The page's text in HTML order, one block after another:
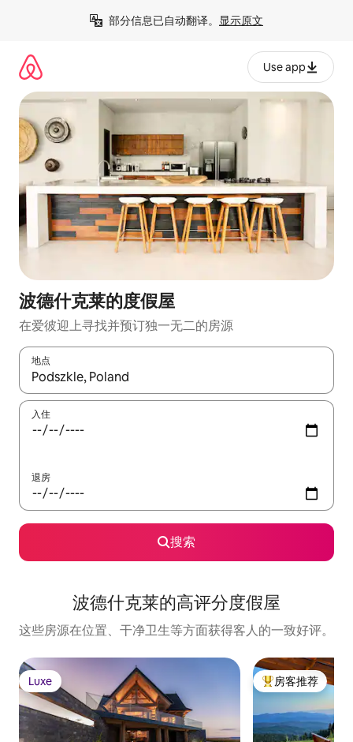
部分信息已自动翻译。 显示原文
Use app
波德什克莱的度假屋
在爱彼迎上寻找并预订独一无二的房源
地点
如有搜索结果，请使用上下方向键查看，或通过点击或滑动手势
入住
退房
搜索
波德什克莱的高评分度假屋
这些房源在位置、干净卫生等方面获得客人的一致好评。
Luxe
Luxe 热门「房客推荐」
房客推荐